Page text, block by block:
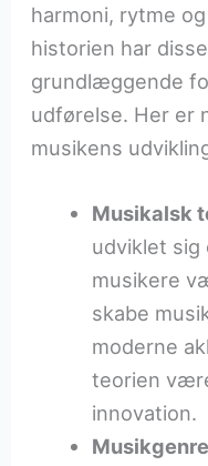
harmoni, rytme
historien har
grundlæggende
udførelse. Her er
musikens
Musikalsk
udviklet sig
musikere
skabe
moderne
teorien
innovation.